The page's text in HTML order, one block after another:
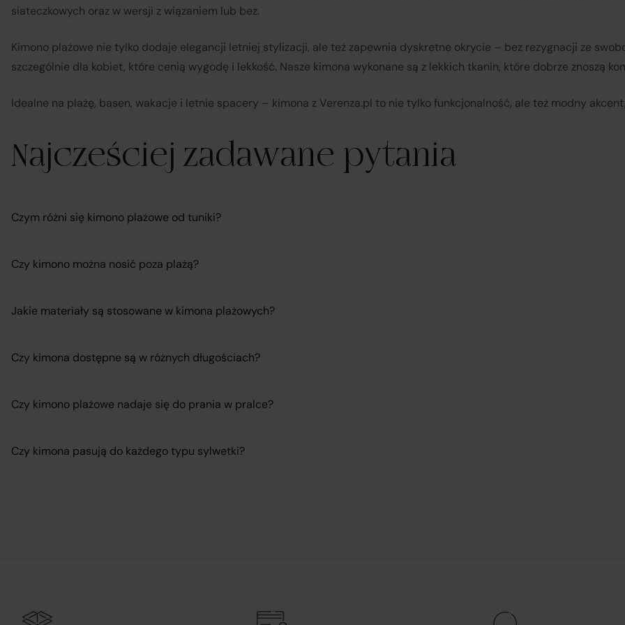
siateczkowych oraz w wersji z wiązaniem lub bez.
Kimono plażowe nie tylko dodaje elegancji letniej stylizacji, ale też zapewnia dyskretne okrycie – bez rezygnacji ze
szczególnie dla kobiet, które cenią wygodę i lekkość. Nasze kimona wykonane są z lekkich tkanin, które dobrze znoszą
Idealne na plażę, basen, wakacje i letnie spacery – kimona z Verenza.pl to nie tylko funkcjonalność, ale też modny
Najcześciej zadawane pytania
Czym różni się kimono plażowe od tuniki?
Czy kimono można nosić poza plażą?
Jakie materiały są stosowane w kimona plażowych?
Czy kimona dostępne są w różnych długościach?
Czy kimono plażowe nadaje się do prania w pralce?
Czy kimona pasują do każdego typu sylwetki?